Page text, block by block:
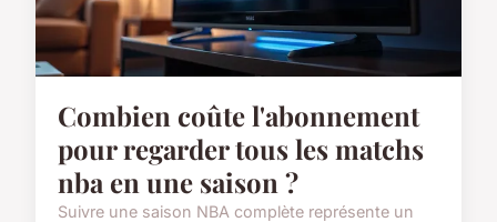
Combien coûte l'abonnement
pour regarder tous les matchs
nba en une saison ?
Suivre une saison NBA complète représente un